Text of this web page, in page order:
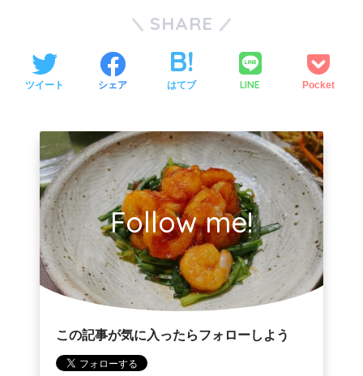
SHARE
ツイート シェア はてブ LINE Pocket
Follow me!
この記事が気に入ったらフォローしよう